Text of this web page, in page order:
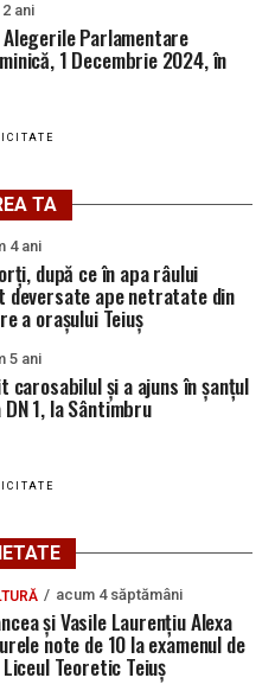
ani
Parlamentare
1 Decembrie 2024, în
TA
4 ani
după ce în apa râului
deversate ape netratate din
a orașului Teiuș
5 ani
carosabilul și a ajuns în șanțul
1, la Sântimbru
acum 4 săptămâni
și Vasile Laurențiu Alexa
note de 10 la examenul de
Teoretic Teiuș